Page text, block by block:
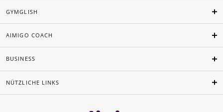
GYMGLISH
AIMIGO COACH
BUSINESS
NÜTZLICHE LINKS